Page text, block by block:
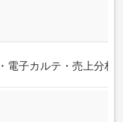
電子カルテ・売上分析